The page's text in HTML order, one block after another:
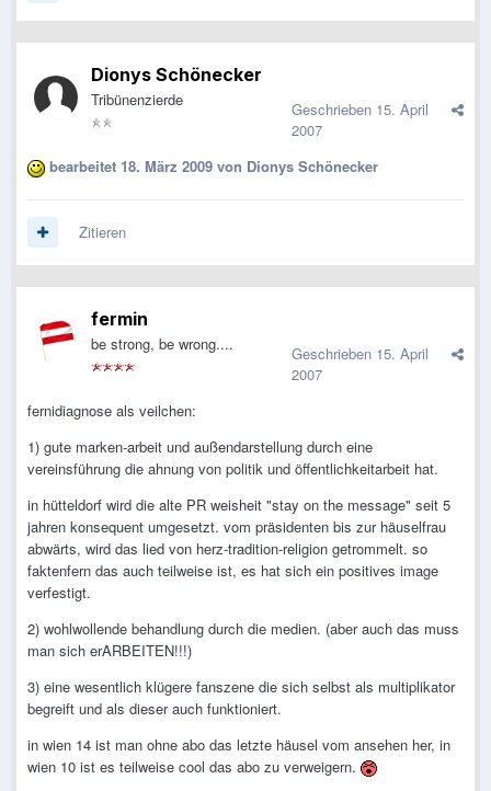
Dionys Schönecker
Tribünenzierde Geschrieben 15. April
2007
bearbeitet 18. März 2009 von Dionys Schönecker
Zitieren
fermin
be strong, be wrong.... Geschrieben 15. April
2007
fernidiagnose als veilchen:
1) gute marken-arbeit und außendarstellung durch eine
vereinsführung die ahnung von politik und öffentlichkeitarbeit hat.
in hütteldorf wird die alte PR weisheit "stay on the message" seit 5
jahren konsequent umgesetzt. vom präsidenten bis zur häuselfrau
abwärts, wird das lied von herz-tradition-religion getrommelt. so
faktenfern das auch teilweise ist, es hat sich ein positives image
verfestigt.
2) wohlwollende behandlung durch die medien. (aber auch das muss
man sich erARBEITEN!!!)
3) eine wesentlich klügere fanszene die sich selbst als multiplikator
begreift und als dieser auch funktioniert.
in wien 14 ist man ohne abo das letzte häusel vom ansehen her, in
wien 10 ist es teilweise cool das abo zu verweigern.